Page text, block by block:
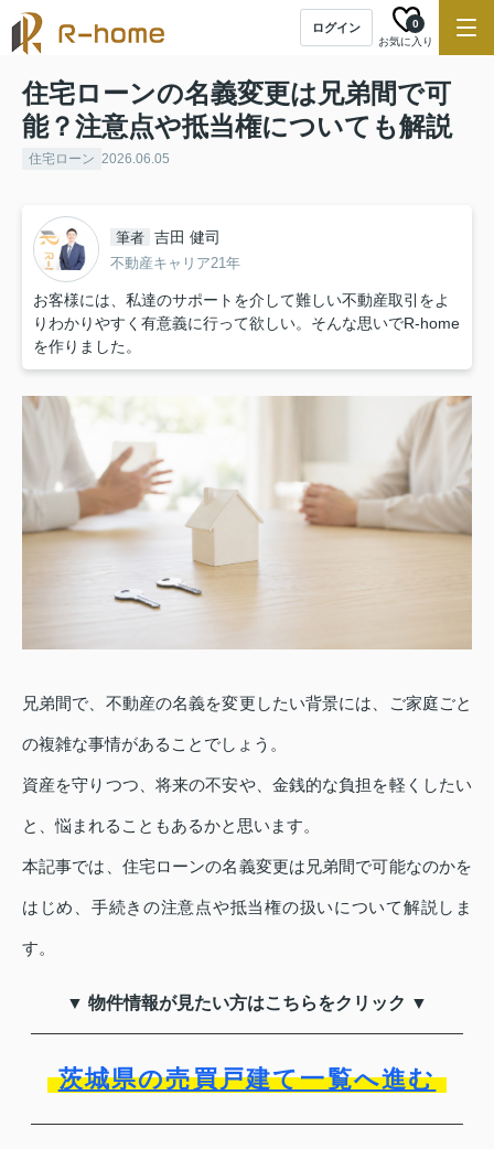
ログイン
お気に入り
0
住宅ローンの名義変更は兄弟間で可
能？注意点や抵当権についても解説
住宅ローン 2026.06.05
筆者 吉田 健司
不動産キャリア21年
お客様には、私達のサポートを介して難しい不動産取引をよ
りわかりやすく有意義に行って欲しい。そんな思いでR-home
を作りました。
兄弟間で、不動産の名義を変更したい背景には、ご家庭ごと
の複雑な事情があることでしょう。
資産を守りつつ、将来の不安や、金銭的な負担を軽くしたい
と、悩まれることもあるかと思います。
本記事では、住宅ローンの名義変更は兄弟間で可能なのかを
はじめ、手続きの注意点や抵当権の扱いについて解説しま
す。
▼ 物件情報が見たい方はこちらをクリック ▼
茨城県の売買戸建て一覧へ進む